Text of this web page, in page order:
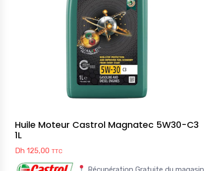
Huile Moteur Castrol Magnatec 5W30-C3
1L
Dh 125,00 TTC